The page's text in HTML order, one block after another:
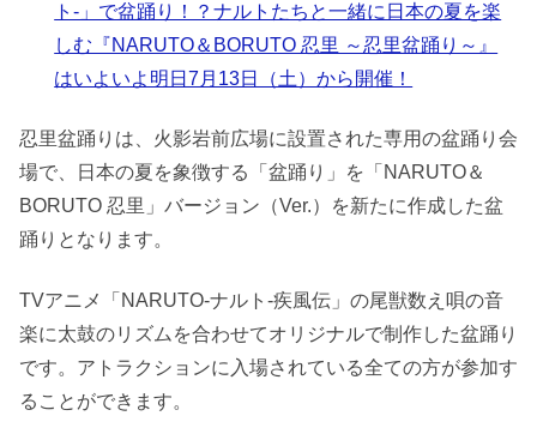
ト-」で盆踊り！？ナルトたちと一緒に日本の夏を楽
しむ『NARUTO＆BORUTO 忍里 ～忍里盆踊り～』
はいよいよ明日7月13日（土）から開催！
忍里盆踊りは、火影岩前広場に設置された専用の盆踊り会
場で、日本の夏を象徴する「盆踊り」を「NARUTO＆
BORUTO 忍里」バージョン（Ver.）を新たに作成した盆
踊りとなります。
TVアニメ「NARUTO-ナルト-疾風伝」の尾獣数え唄の音
楽に太鼓のリズムを合わせてオリジナルで制作した盆踊り
です。アトラクションに入場されている全ての方が参加す
ることができます。